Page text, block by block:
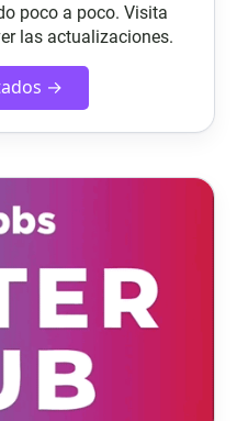
poco a poco. Visita
las actualizaciones.
→